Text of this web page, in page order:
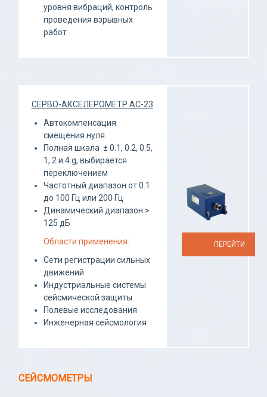
уровня вибраций, контроль
проведения взрывных
работ
CЕРВО-АКСЕЛЕРОМЕТР AC-23
Автокомпенсация
смещения нуля
Полная шкала ± 0.1, 0.2, 0.5,
1, 2 и 4 g, выбирается
переключением
Частотный диапазон от 0.1
до 100 Гц или 200 Гц
Динамический диапазон >
125 дБ
Области применения:
Сети регистрации сильных
движений
Индустриальные системы
сейсмической защиты
Полевые исследования
Инженерная сейсмология
ПЕРЕЙТИ
СЕЙСМОМЕТРЫ